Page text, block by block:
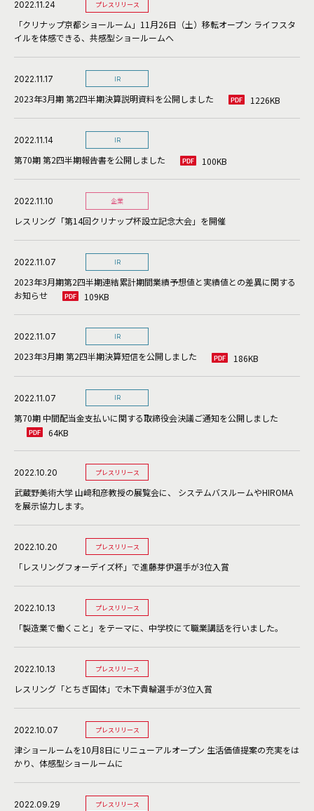
2022.11.24 プレスリリース
「クリナップ京都ショールーム」11月26日（土）移転オープン ライフスタ
イルを体感できる、共感型ショールームへ
2022.11.17 IR
2023年3月期 第2四半期決算説明資料を公開しました 1226KB
2022.11.14 IR
第70期 第2四半期報告書を公開しました 100KB
2022.11.10 企業
レスリング「第14回クリナップ杯設立記念大会」を開催
2022.11.07 IR
2023年3月期第2四半期連結累計期間業績予想値と実績値との差異に関する
お知らせ
109KB
2022.11.07 IR
2023年3月期 第2四半期決算短信を公開しました 186KB
2022.11.07 IR
第70期 中間配当金支払いに関する取締役会決議ご通知を公開しました
64KB
2022.10.20 プレスリリース
武蔵野美術大学 山﨑和彦教授の展覧会に、 システムバスルームやHIROMA
を展示協力します。
2022.10.20 プレスリリース
「レスリングフォーデイズ杯」で進藤芽伊選手が3位入賞
2022.10.13 プレスリリース
「製造業で働くこと」をテーマに、中学校にて職業講話を行いました。
2022.10.13 プレスリリース
レスリング「とちぎ国体」で木下貴輪選手が3位入賞
2022.10.07 プレスリリース
津ショールームを10月8日にリニューアルオープン 生活価値提案の充実をは
かり、体感型ショールームに
2022.09.29 プレスリリース